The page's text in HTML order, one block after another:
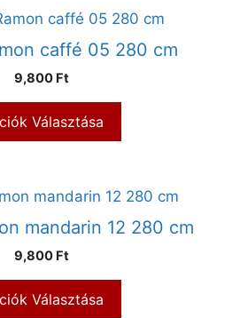
caffé 05 280 cm
9,800 Ft
Választása
mandarin 12 280 cm
9,800 Ft
Választása